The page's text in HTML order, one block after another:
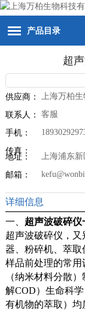
产品目录
超
供应商： 上海万柏生
联系人： 客服
手机：
传真：
地址： 上海浦东新
邮箱：
详细信息
一、 超声波破碎
超声波破碎仪，
器、粉碎机、萃
样品前处理的常
（纳米材料分散
解COD）生命科
有机物的萃取）